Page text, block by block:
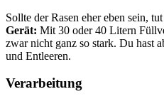
Sollte der Rasen eher eben sein,
Gerät: Mit 30 oder 40 Litern
zwar nicht ganz so stark. Du hast
und Entleeren.
Verarbeitung